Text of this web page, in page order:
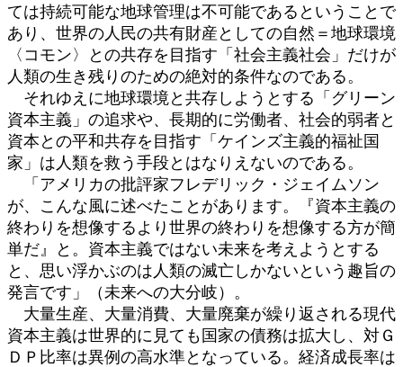
ては持続可能な地球管理は不可能であるということで
あり、世界の人民の共有財産としての自然＝地球環境
〈コモン〉との共存を目指す「社会主義社会」だけが
人類の生き残りのための絶対的条件なのである。
それゆえに地球環境と共存しようとする「グリーン
資本主義」の追求や、長期的に労働者、社会的弱者と
資本との平和共存を目指す「ケインズ主義的福祉国
家」は人類を救う手段とはなりえないのである。
「アメリカの批評家フレデリック・ジェイムソン
が、こんな風に述べたことがあります。『資本主義の
終わりを想像するより世界の終わりを想像する方が簡
単だ』と。資本主義ではない未来を考えようとする
と、思い浮かぶのは人類の滅亡しかないという趣旨の
発言です」（未来への大分岐）。
大量生産、大量消費、大量廃棄が繰り返される現代
資本主義は世界的に見ても国家の債務は拡大し、対Ｇ
ＤＰ比率は異例の高水準となっている。経済成長率は